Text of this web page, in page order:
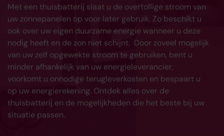
Met een thuisbatterij slaat u de overtollige stroom van
uw zonnepanelen op voor later gebruik. Zo beschikt u
ook over uw eigen duurzame energie wanneer u deze
nodig heeft en de zon niet schijnt. Door zoveel mogelijk
van uw zelf opgewekte stroom te gebruiken, bent u
minder afhankelijk van uw energieleverancier,
voorkomt u onnodige terugleverkosten en bespaart u
op uw energierekening. Ontdek alles over de
thuisbatterij en de mogelijkheden die het beste bij uw
situatie passen.